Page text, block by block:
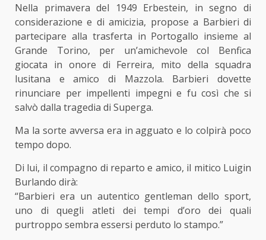
Nella primavera del 1949 Erbestein, in segno di
considerazione e di amicizia, propose a Barbieri di
partecipare alla trasferta in Portogallo insieme al
Grande Torino, per un’amichevole col Benfica
giocata in onore di Ferreira, mito della squadra
lusitana e amico di Mazzola. Barbieri dovette
rinunciare per impellenti impegni e fu così che si
salvò dalla tragedia di Superga.
Ma la sorte avversa era in agguato e lo colpirà poco
tempo dopo.
Di lui, il compagno di reparto e amico, il mitico Luigin
Burlando dirà:
“Barbieri era un autentico gentleman dello sport,
uno di quegli atleti dei tempi d’oro dei quali
purtroppo sembra essersi perduto lo stampo.”